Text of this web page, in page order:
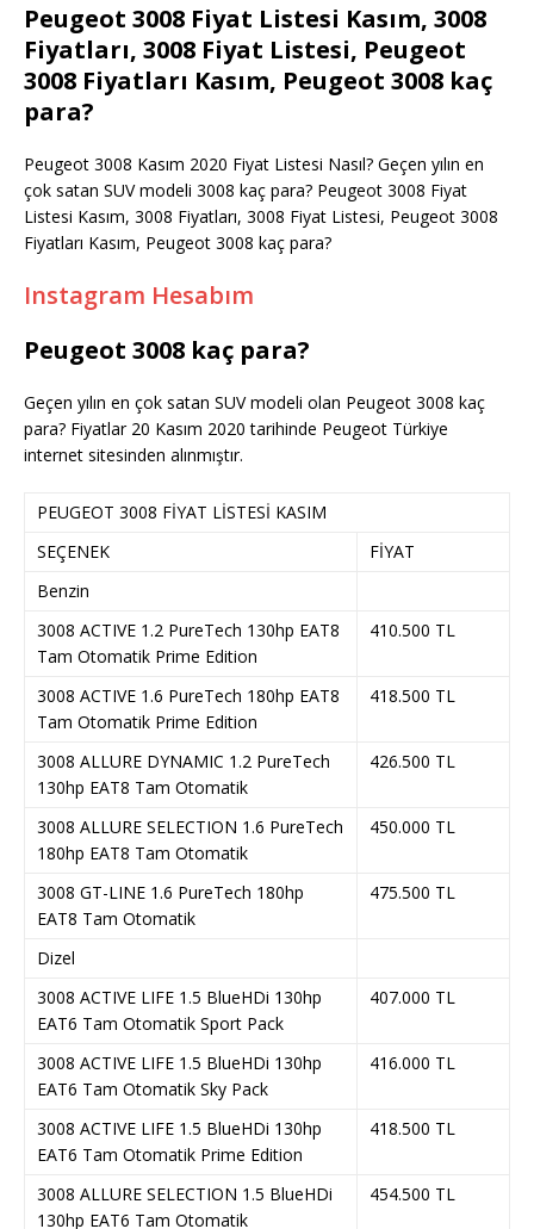
Peugeot 3008 Fiyat Listesi Kasım, 3008
Fiyatları, 3008 Fiyat Listesi, Peugeot
3008 Fiyatları Kasım, Peugeot 3008 kaç
para?
Peugeot 3008 Kasım 2020 Fiyat Listesi Nasıl? Geçen yılın en
çok satan SUV modeli 3008 kaç para? Peugeot 3008 Fiyat
Listesi Kasım, 3008 Fiyatları, 3008 Fiyat Listesi, Peugeot 3008
Fiyatları Kasım, Peugeot 3008 kaç para?
Instagram Hesabım
Peugeot 3008 kaç para?
Geçen yılın en çok satan SUV modeli olan Peugeot 3008 kaç
para? Fiyatlar 20 Kasım 2020 tarihinde Peugeot Türkiye
internet sitesinden alınmıştır.
PEUGEOT 3008 FİYAT LİSTESİ KASIM
SEÇENEK
FİYAT
Benzin
3008 ACTIVE 1.2 PureTech 130hp EAT8
Tam Otomatik Prime Edition
410.500 TL
3008 ACTIVE 1.6 PureTech 180hp EAT8
Tam Otomatik Prime Edition
418.500 TL
3008 ALLURE DYNAMIC 1.2 PureTech
130hp EAT8 Tam Otomatik
426.500 TL
3008 ALLURE SELECTION 1.6 PureTech
180hp EAT8 Tam Otomatik
450.000 TL
3008 GT-LINE 1.6 PureTech 180hp
EAT8 Tam Otomatik
475.500 TL
Dizel
3008 ACTIVE LIFE 1.5 BlueHDi 130hp
EAT6 Tam Otomatik Sport Pack
407.000 TL
3008 ACTIVE LIFE 1.5 BlueHDi 130hp
EAT6 Tam Otomatik Sky Pack
416.000 TL
3008 ACTIVE LIFE 1.5 BlueHDi 130hp
EAT6 Tam Otomatik Prime Edition
418.500 TL
3008 ALLURE SELECTION 1.5 BlueHDi
130hp EAT6 Tam Otomatik
454.500 TL